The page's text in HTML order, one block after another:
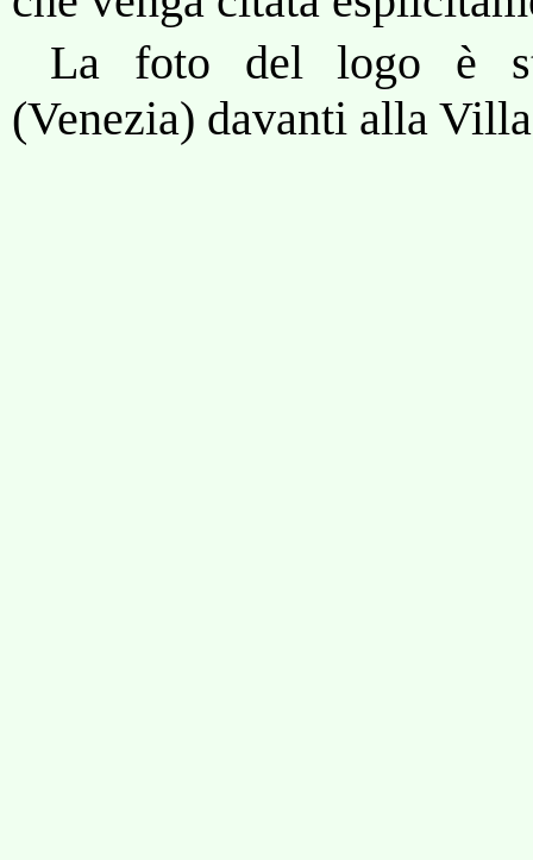
La foto del logo è
(Venezia) davanti alla